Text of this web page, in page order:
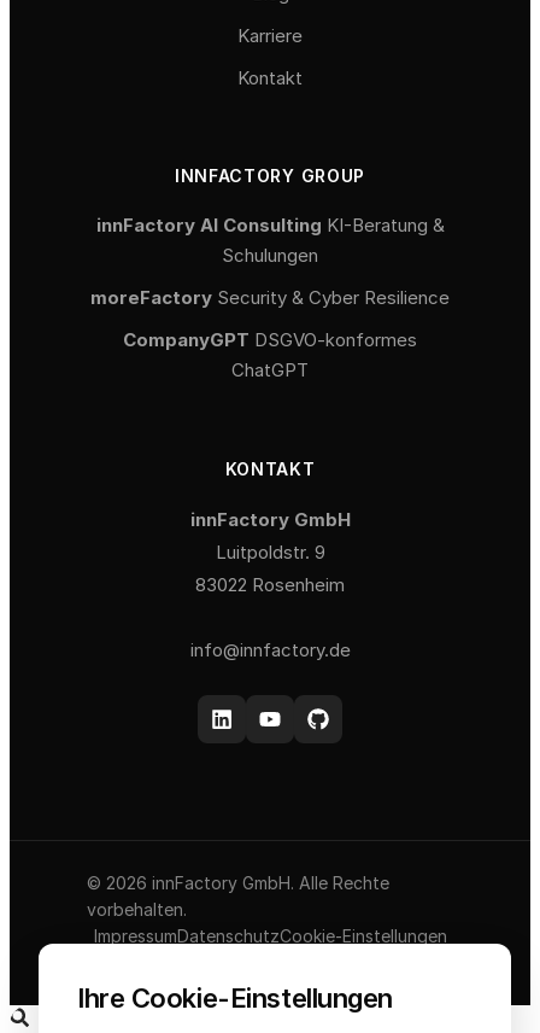
Ihre Cookie-Einstellungen
Karriere
Kontakt
INNFACTORY GROUP
innFactory AI Consulting KI-Beratung &
Schulungen
moreFactory Security & Cyber Resilience
CompanyGPT DSGVO-konformes
ChatGPT
KONTAKT
innFactory GmbH
Luitpoldstr. 9
83022 Rosenheim
info@innfactory.de
© 2026 innFactory GmbH. Alle Rechte
vorbehalten.
ImpressumDatenschutzCookie-Einstellungen